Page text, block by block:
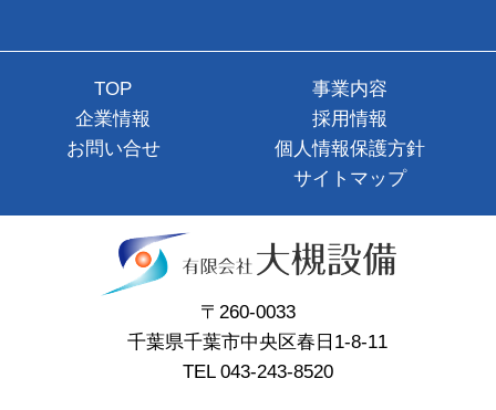
TOP
事業内容
企業情報
採用情報
お問い合せ
個人情報保護方針
サイトマップ
〒260-0033
千葉県千葉市中央区春日1-8-11
TEL 043-243-8520